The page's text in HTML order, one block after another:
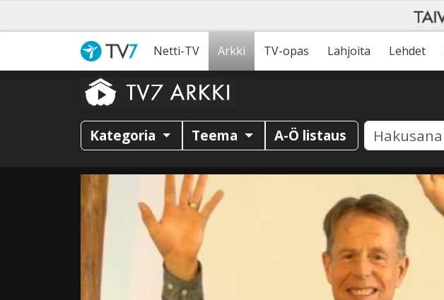
Netti-TV Arkki TV-opas Lahjoita Lehdet
Kategoria Teema A-Ö listaus